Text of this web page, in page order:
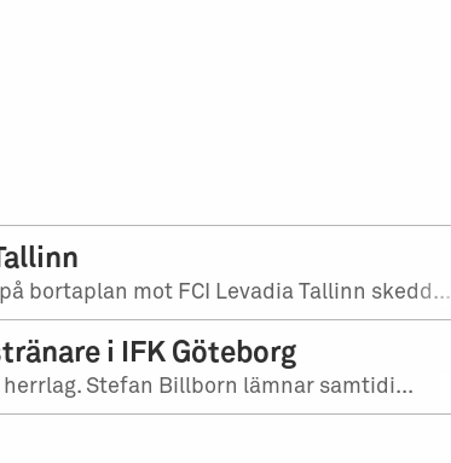
bortaplan mot FCI Levadia Tallinn skedd...
i IFK Göteborg
Stefan Billborn lämnar samtidi...